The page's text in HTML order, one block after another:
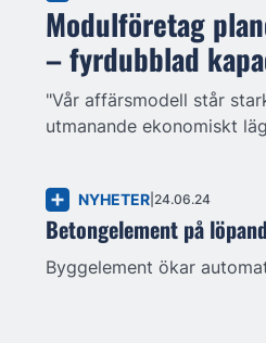
Modulföretag
– fyrdubblad
"Vår affärsmodell står
utmanande ekonomiskt
NYHETER 24.06.24
Betongelement på
Byggelement ökar